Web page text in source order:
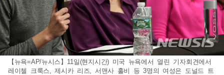
【뉴욕=AP/뉴시스】11일(현지시간) 미국 뉴욕에서 열린 기자회견에서
레이첼 크룩스, 제시카 리즈, 서맨사 홀비 등 3명의 여성은 도널드 트